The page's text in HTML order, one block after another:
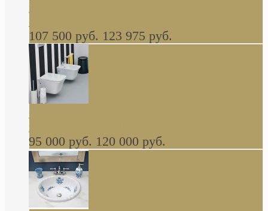
керамическая мойка 1160 x 510 мм белая,
серая, черная, бежевая В НАЛИЧИИ
107 500 руб. 123 975 руб.
навесное КОМПЛЕКТ
95 000 руб. 120 000 руб.